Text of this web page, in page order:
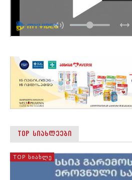
TOP ᲡᲘᲐᲮᲚᲔᲔᲑᲘ
TOP ᲡᲘᲐᲮᲚᲔ